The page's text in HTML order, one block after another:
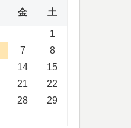
金 土
1
7
8
14
15
21
22
28
29